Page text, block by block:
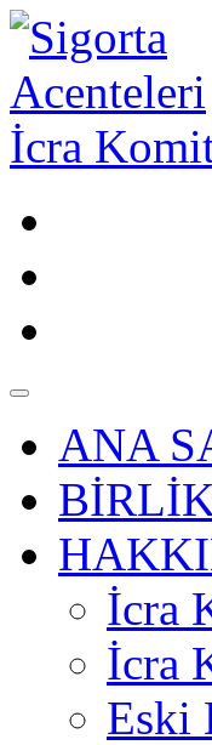
ANA
İcra
İcra
Eski